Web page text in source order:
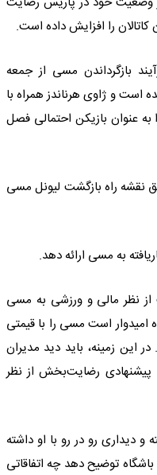
را افزایش داده است.
بازگرداندن مسی از جمعه
است و ژاوی هرناندز همراه با
عنوان بازیکن احتمالی فصل
نقشه راه بازگشت لیونل مسی
از نظر مالی و ورزشی به مسی
است مسی را با قیمتی
در این زمینه، باید دید مدیران
پیشنهادی رضایت‌بخش از نظر
و دیداری رو در رو با او داشته
توضیح دهد چه اتفاقاتی